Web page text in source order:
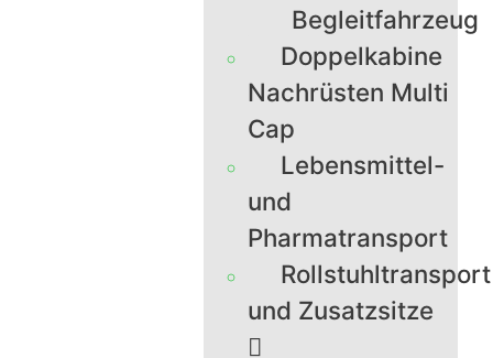
Begleitfahrzeug
Doppelkabine
Nachrüsten Multi
Cap
Lebensmittel-
und
Pharmatransport
Rollstuhltransport
und Zusatzsitze